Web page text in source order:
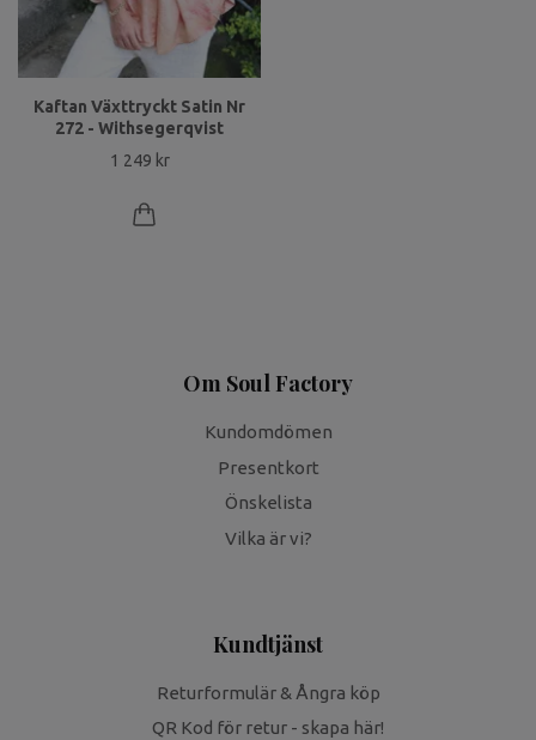
Kaftan Växttryckt Satin Nr
272 - Withsegerqvist
1 249 kr
Om Soul Factory
Kundomdömen
Presentkort
Önskelista
Vilka är vi?
Kundtjänst
Returformulär & Ångra köp
QR Kod för retur - skapa här!